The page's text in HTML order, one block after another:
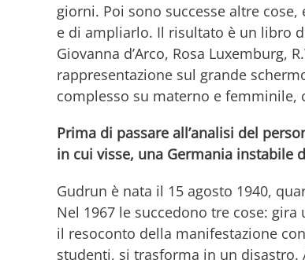
giorni. Poi sono successe altre
e di ampliarlo. Il risultato è un libro
Giovanna d’Arco, Rosa Luxemburg,
rappresentazione sul grande
complesso su materno e
Prima di passare all’analisi del
in cui visse, una Germania instabile
Gudrun è nata il 15 agosto 1940,
Nel 1967 le succedono tre cose:
il resoconto della manifestazione
studenti, si trasforma in un